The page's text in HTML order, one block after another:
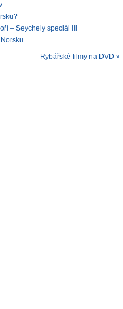
– Seychely speciál lll
Rybářské filmy na DVD »